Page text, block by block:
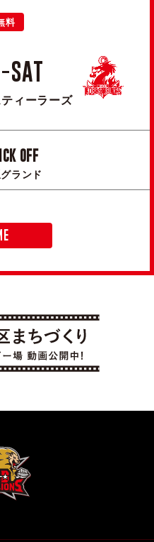
料
ィーラーズ
OFF
ランド